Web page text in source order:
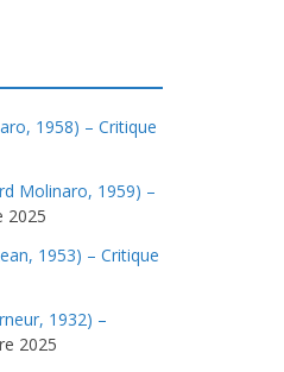
1958) – Critique
Molinaro, 1959) –
2025
1953) – Critique
1932) –
2025